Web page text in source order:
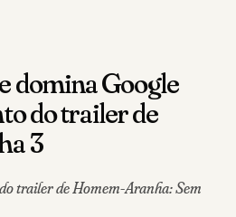
domina Google
do trailer de
3
trailer de Homem-Aranha: Sem